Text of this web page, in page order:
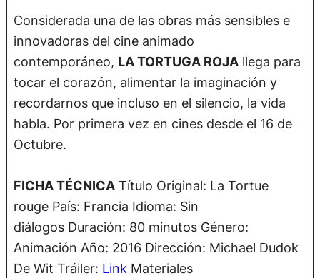
Considerada una de las obras más sensibles e
innovadoras del cine animado
contemporáneo, LA TORTUGA ROJA llega para
tocar el corazón, alimentar la imaginación y
recordarnos que incluso en el silencio, la vida
habla. Por primera vez en cines desde el 16 de
Octubre.
FICHA TÉCNICA Título Original: La Tortue
rouge País: Francia Idioma: Sin
diálogos Duración: 80 minutos Género:
Animación Año: 2016 Dirección: Michael Dudok
De Wit Tráiler: Link Materiales